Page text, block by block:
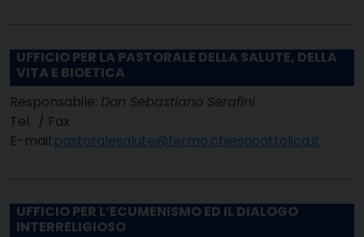
UFFICIO PER LA PASTORALE DELLA SALUTE, DELLA
VITA E BIOETICA
Responsabile: Don Sebastiano Serafini
Tel. / Fax
E-mail:pastoralesalute@fermo.chiesacattolica.it
UFFICIO PER L’ECUMENISMO ED IL DIALOGO
INTERRELIGIOSO